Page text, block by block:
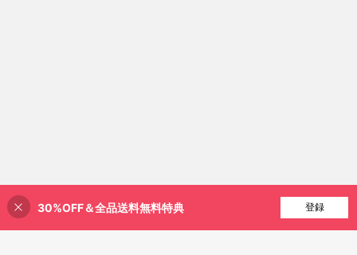
31% 割引！ 買い物かごに追加
30%OFF＆全品送料無料特典 登録